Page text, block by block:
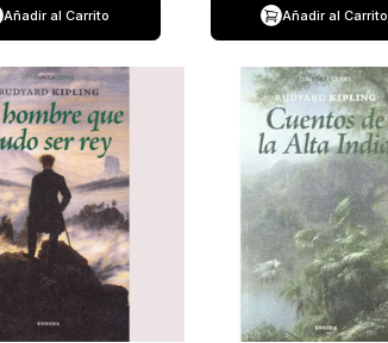
Añadir al Carrito Añadir al Carrito